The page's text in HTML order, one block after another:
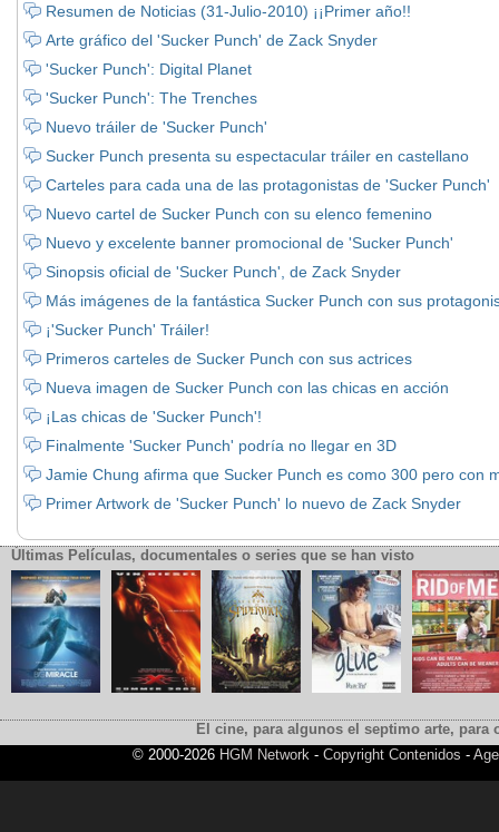
Resumen de Noticias (31-Julio-2010) ¡¡Primer año!!
Arte gráfico del 'Sucker Punch' de Zack Snyder
'Sucker Punch': Digital Planet
'Sucker Punch': The Trenches
Nuevo tráiler de 'Sucker Punch'
Sucker Punch presenta su espectacular tráiler en castellano
Carteles para cada una de las protagonistas de 'Sucker Punch'
Nuevo cartel de Sucker Punch con su elenco femenino
Nuevo y excelente banner promocional de 'Sucker Punch'
Sinopsis oficial de 'Sucker Punch', de Zack Snyder
Más imágenes de la fantástica Sucker Punch con sus
¡'Sucker Punch' Tráiler!
Primeros carteles de Sucker Punch con sus actrices
Nueva imagen de Sucker Punch con las chicas en acción
¡Las chicas de 'Sucker Punch'!
Finalmente 'Sucker Punch' podría no llegar en 3D
Jamie Chung afirma que Sucker Punch es como 300 pero con
Primer Artwork de 'Sucker Punch' lo nuevo de Zack Snyder
Últimas Películas, documentales o series que se han visto
El cine, para algunos el septimo arte,
© 2000-2026 HGM Network - Copyright Contenidos -